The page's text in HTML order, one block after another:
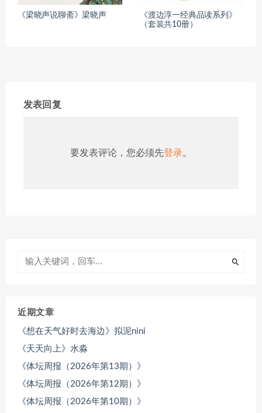
《梁晓声说聊斋》梁晓声
《渡边淳一经典品读系列》
（套装共10册）
发表回复
要发表评论，您必须先登录。
近期文章
《想在天气好时去海边》拟泥nini
《天天向上》水淼
《体坛周报（2026年第13期）》
《体坛周报（2026年第12期）》
《体坛周报（2026年第10期）》